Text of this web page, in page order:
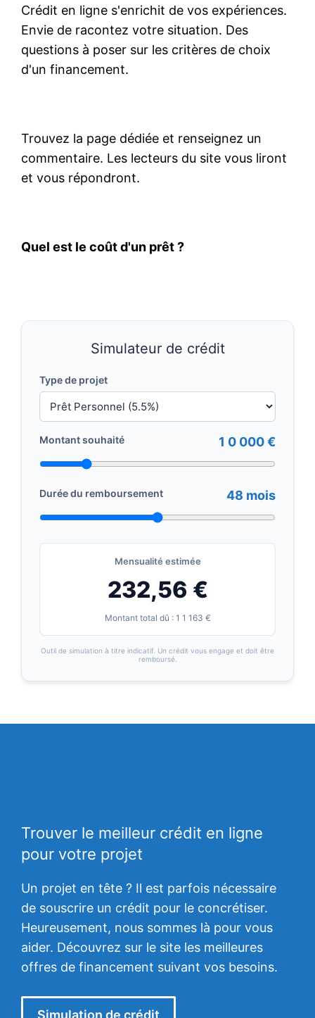
Crédit en ligne s'enrichit de vos expériences.
Envie de racontez votre situation. Des
questions à poser sur les critères de choix
d'un financement.
Trouvez la page dédiée et renseignez un
commentaire. Les lecteurs du site vous liront
et vous répondront.
Quel est le coût d'un prêt ?
Simulateur de crédit
Type de projet
Montant souhaité 1 0 000 €
Durée du remboursement 48 mois
Mensualité estimée
232,56 €
Montant total dû : 1 1 163 €
Outil de simulation à titre indicatif. Un crédit vous engage et doit être
remboursé.
Trouver le meilleur crédit en ligne
pour votre projet
Un projet en tête ? Il est parfois nécessaire
de souscrire un crédit pour le concrétiser.
Heureusement, nous sommes là pour vous
aider. Découvrez sur le site les meilleures
offres de financement suivant vos besoins.
Simulation de crédit